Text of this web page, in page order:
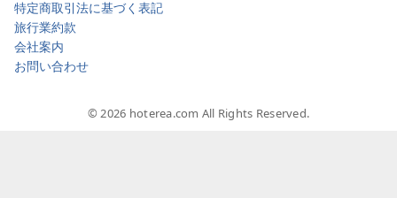
特定商取引法に基づく表記
旅行業約款
会社案内
お問い合わせ
© 2026 hoterea.com All Rights Reserved.